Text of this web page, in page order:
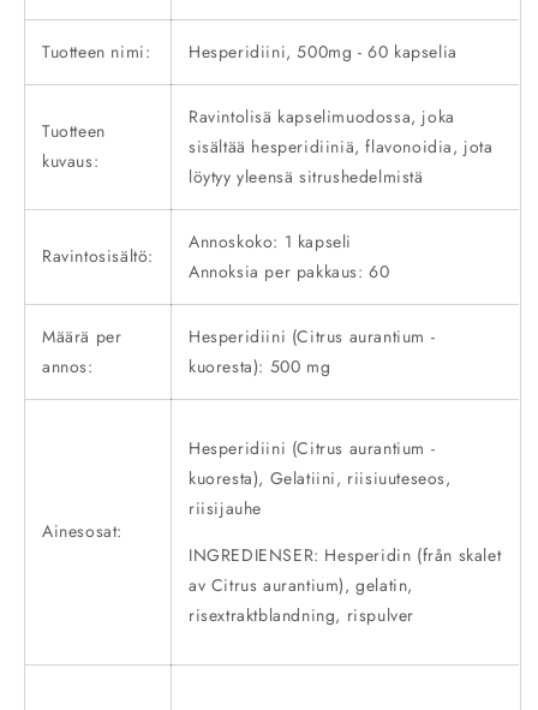
Tuotteen nimi: Hesperidiini, 500mg - 60 kapselia
Tuotteen
kuvaus:
Ravintolisä kapselimuodossa, joka
sisältää hesperidiiniä, flavonoidia, jota
löytyy yleensä sitrushedelmistä
Ravintosisältö:
Annoskoko: 1 kapseli
Annoksia per pakkaus: 60
Määrä per
annos:
Hesperidiini (Citrus aurantium -
kuoresta): 500 mg
Ainesosat:
Hesperidiini (Citrus aurantium -
kuoresta), Gelatiini, riisiuuteseos,
riisijauhe
INGREDIENSER: Hesperidin (från skalet
av Citrus aurantium), gelatin,
risextraktblandning, rispulver